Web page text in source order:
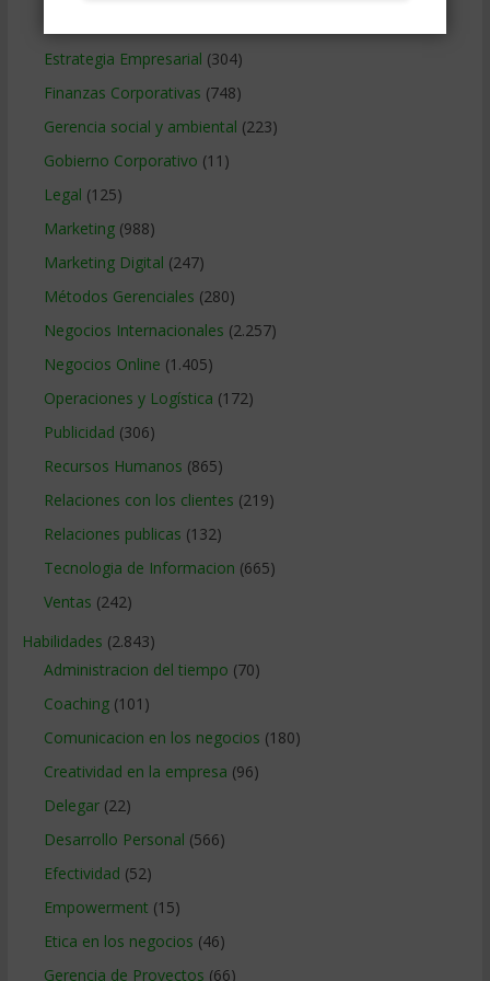
Estrategia Empresarial (304)
Finanzas Corporativas (748)
Gerencia social y ambiental (223)
Gobierno Corporativo (11)
Legal (125)
Marketing(988)
Marketing Digital (247)
Métodos Gerenciales (280)
Negocios Internacionales (2.257)
Negocios Online (1.405)
Operaciones y Logística (172)
Publicidad (306)
Recursos Humanos (865)
Relaciones con los clientes (219)
Relaciones publicas (132)
Tecnologia de Informacion (665)
Ventas (242)
Habilidades (2.843)
Administracion del tiempo (70)
Coaching(101)
Comunicacion en los negocios (180)
Creatividad en la empresa (96)
Delegar(22)
Desarrollo Personal (566)
Efectividad (52)
Empowerment (15)
Etica en los negocios (46)
Gerencia de Proyectos (66)